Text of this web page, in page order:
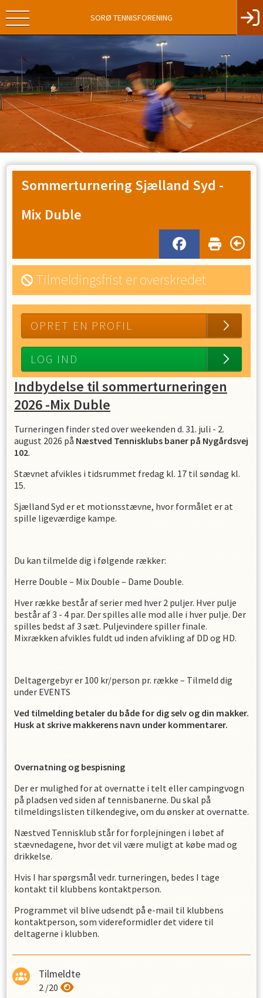
SORØ TENNISFORENING
Sommerturnering Sjælland Syd -
Mix Duble
Tilmeldingsfrist er overskredet
OPRET EN PROFIL
LOG IND
Indbydelse til sommerturneringen
2026 -Mix Duble
Turneringen finder sted over weekenden d. 31. juli - 2.
august 2026 på Næstved Tennisklubs baner på Nygårdsvej
102.
Stævnet afvikles i tidsrummet fredag kl. 17 til søndag kl.
15.
Sjælland Syd er et motionsstævne, hvor formålet er at
spille ligeværdige kampe.
Du kan tilmelde dig i følgende rækker:
Herre Double – Mix Double – Dame Double.
Hver række består af serier med hver 2 puljer. Hver pulje
består af 3 - 4 par. Der spilles alle mod alle i hver pulje. Der
spilles bedst af 3 sæt. Puljevindere spiller finale.
Mixrækken afvikles fuldt ud inden afvikling af DD og HD.
Deltagergebyr er 100 kr/person pr. række – Tilmeld dig
under EVENTS
Ved tilmelding betaler du både for dig selv og din makker.
Husk at skrive makkerens navn under kommentarer.
Overnatning og bespisning
Der er mulighed for at overnatte i telt eller campingvogn
på pladsen ved siden af tennisbanerne. Du skal på
tilmeldingslisten tilkendegive, om du ønsker at overnatte.
Næstved Tennisklub står for forplejningen i løbet af
stævnedagene, hvor det vil være muligt at købe mad og
drikkelse.
Hvis I har spørgsmål vedr. turneringen, bedes I tage
kontakt til klubbens kontaktperson.
Programmet vil blive udsendt på e-mail til klubbens
kontaktperson, som videreformidler det videre til
deltagerne i klubben.
Tilmeldte
2 /20